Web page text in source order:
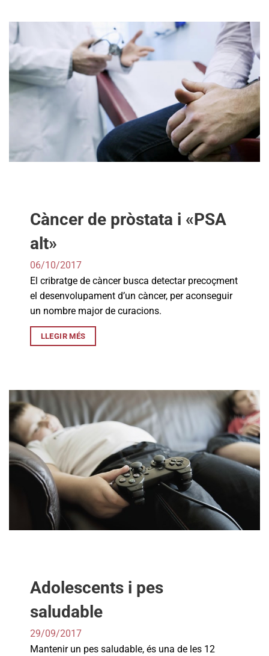
Càncer de pròstata i «PSA
alt»
06/10/2017
El cribratge de càncer busca detectar precoçment
el desenvolupament d’un càncer, per aconseguir
un nombre major de curacions.
LLEGIR MÉS
Adolescents i pes
saludable
29/09/2017
Mantenir un pes saludable, és una de les 12